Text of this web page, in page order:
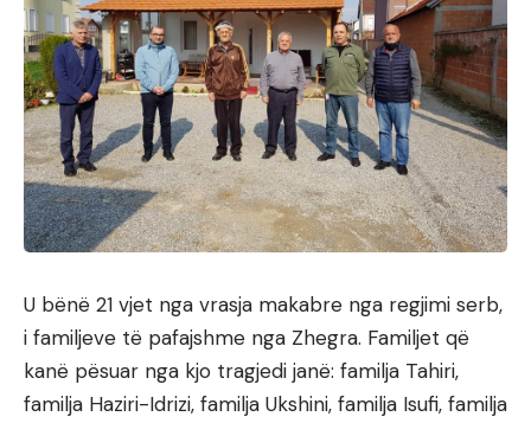
U bënë 21 vjet nga vrasja makabre nga regjimi serb,
i familjeve të pafajshme nga Zhegra. Familjet që
kanë pësuar nga kjo tragjedi janë: familja Tahiri,
familja Haziri-Idrizi, familja Ukshini, familja Isufi, familja